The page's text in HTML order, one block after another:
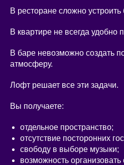
В ресторане сложно устроить
В квартире не всегда удобно
В баре невозможно создать
атмосферу.
Лофт решает все эти задачи.
Вы получаете:
отдельное пространство;
отсутствие посторонних
свободу в выборе музыки;
возможность